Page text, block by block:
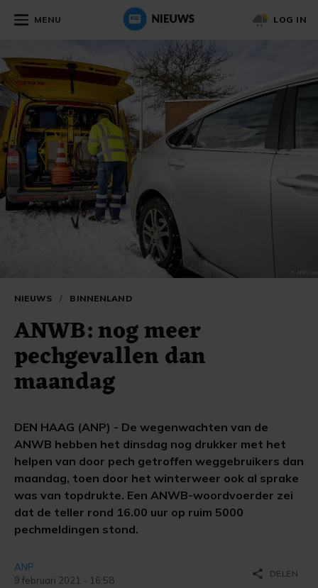
MENU LOG IN
NIEUWS / BINNENLAND
ANWB: nog meer
pechgevallen dan
maandag
DEN HAAG (ANP) - De wegenwachten van de
ANWB hebben het dinsdag nog drukker met het
helpen van door pech getroffen weggebruikers dan
maandag, toen door het winterweer ook al sprake
was van topdrukte. Een ANWB-woordvoerder zei
dat de teller rond 16.00 uur op ruim 5000
pechmeldingen stond.
ANP
9 februari 2021 - 16:58
share DELEN